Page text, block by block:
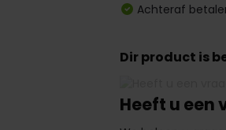
Achteraf
Dir product is
Heeft u een